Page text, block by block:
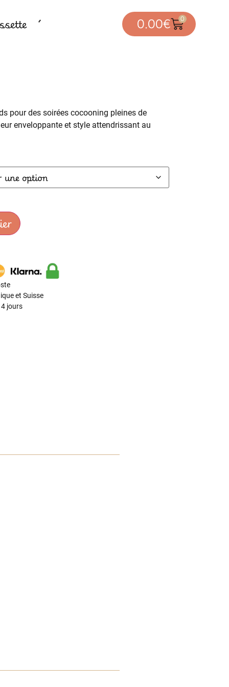
0.00€ 0
pour des soirées cocooning pleines de
enveloppante et style attendrissant au
et Suisse
jours